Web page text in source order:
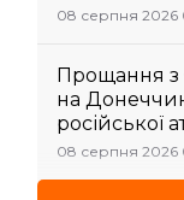
08 серпня 2026
Прощання
на
російської
08 серпня 2026